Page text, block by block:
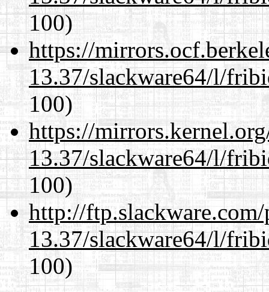
100)
https://
13.37/slackware64/l/
100)
https://
13.37/slackware64/l/
100)
http://
13.37/slackware64/l/
100)